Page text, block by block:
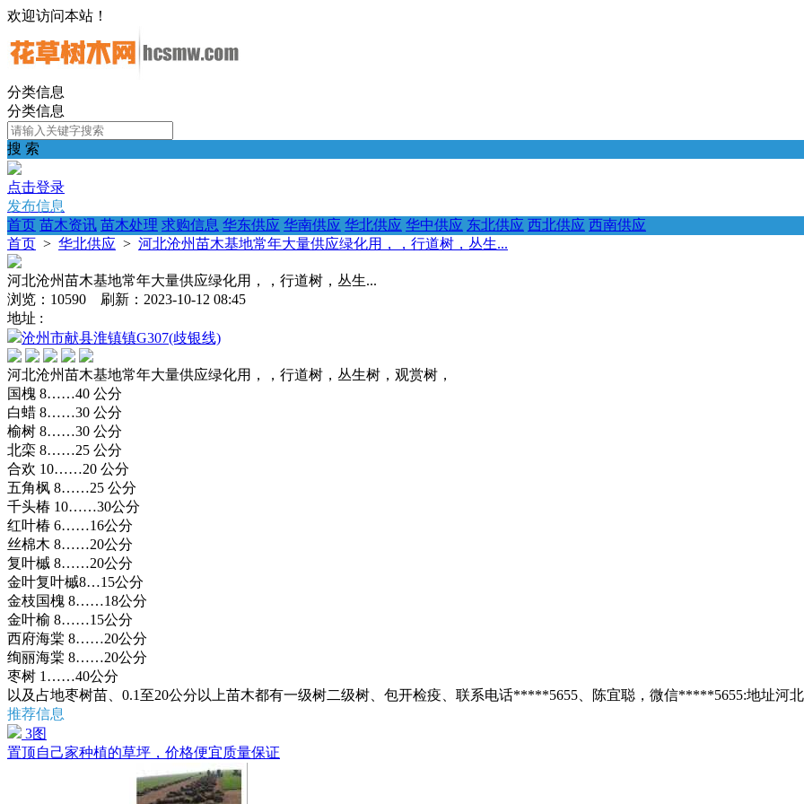
欢迎访问本站！
分类信息
分类信息
搜 索
点击登录
发布信息
首页 苗木资讯 苗木处理 求购信息 华东供应 华南供应 华北供应 华中供应 东北供应 西北供应 西南供应
首页 > 华北供应 > 河北沧州苗木基地常年大量供应绿化用，，行道树，丛生...
河北沧州苗木基地常年大量供应绿化用，，行道树，丛生...
浏览：10590 刷新：2023-10-12 08:45
地址 :
沧州市献县淮镇镇G307(歧银线)
河北沧州苗木基地常年大量供应绿化用，，行道树，丛生树，观赏树，
国槐 8……40 公分
白蜡 8……30 公分
榆树 8……30 公分
北栾 8……25 公分
合欢 10……20 公分
五角枫 8……25 公分
千头椿 10……30公分
红叶椿 6……16公分
丝棉木 8……20公分
复叶槭 8……20公分
金叶复叶槭8…15公分
金枝国槐 8……18公分
金叶榆 8……15公分
西府海棠 8……20公分
绚丽海棠 8……20公分
枣树 1……40公分
以及占地枣树苗、0.1至20公分以上苗木都有一级树二级树、包开检疫、联系电话*****5655、陈宜聪，微信*****5655:地址河
推荐信息
3图
置顶自己家种植的草坪，价格便宜质量保证